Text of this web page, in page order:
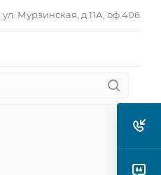
Мурзинская, д.11А, оф.406